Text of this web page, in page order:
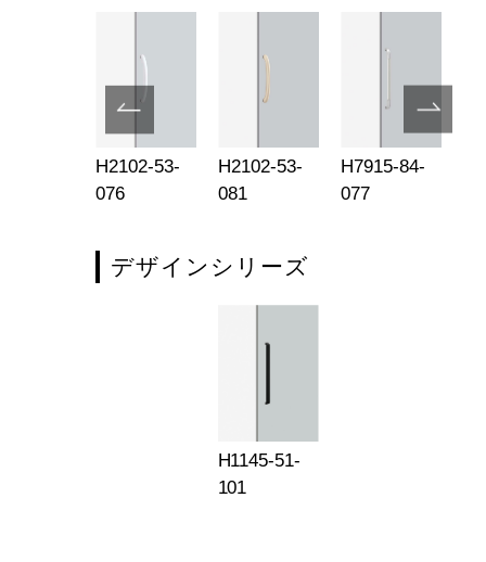
H2102-53-
076
H2102-53-
081
H7915-84-
077
デザインシリーズ
H1145-51-
101